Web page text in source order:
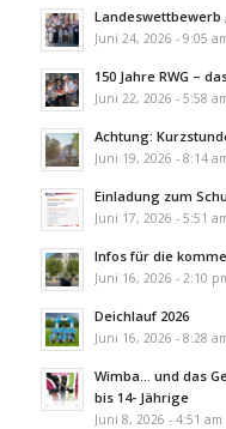
Landeswettbewerb
Juni 24, 2026 - 9:05
150 Jahre RWG –
Juni 22, 2026 - 5:58
Achtung:
Juni 19, 2026 - 8:14
Einladung zum
Juni 17, 2026 - 5:51
Infos für die
Juni 16, 2026 - 2:10
Deichlauf 2026
Juni 16, 2026 - 8:28
Wimba… und das
bis 14- Jährige
Juni 8, 2026 - 4:51 am